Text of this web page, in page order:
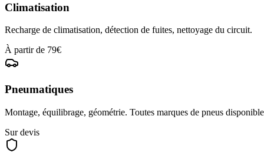
Climatisation
Recharge de climatisation, détection de fuites, nettoyage du circuit.
À partir de 79€
Pneumatiques
Montage, équilibrage, géométrie. Toutes marques de pneus
Sur devis